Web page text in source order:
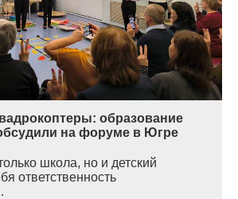
образование
на форуме в Югре
школа, но и детский
ответственность